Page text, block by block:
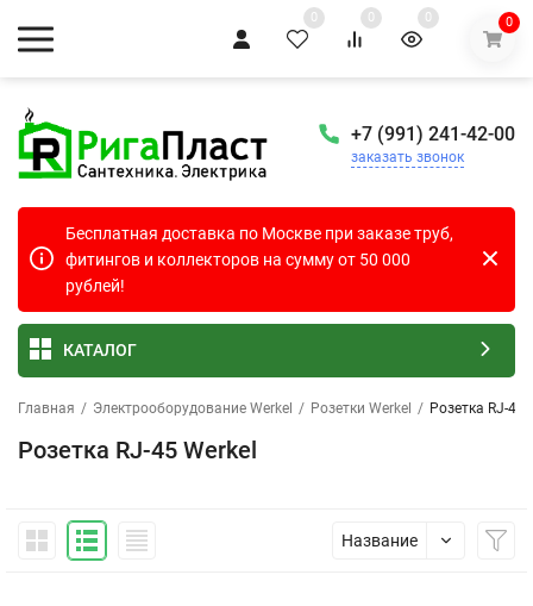
0 0 0 0
+7 (991) 241-42-00
заказать звонок
Бесплатная доставка по Москве при заказе труб,
фитингов и коллекторов на сумму от 50 000
рублей!
КАТАЛОГ
Главная / Электрооборудование Werkel / Розетки Werkel / Розетка RJ-45
Розетка RJ-45 Werkel
Название